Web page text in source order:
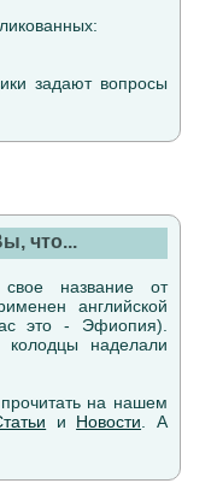
задают вопросы
что...
свое название от
английской
это - Эфиопия).
колодцы наделали
на нашем
и Новости . А